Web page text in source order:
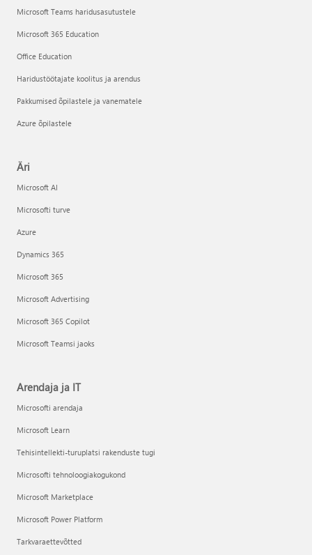
Microsoft Teams haridusasutustele
Microsoft 365 Education
Office Education
Haridustöötajate koolitus ja arendus
Pakkumised õpilastele ja vanematele
Azure õpilastele
Äri
Microsoft AI
Microsofti turve
Azure
Dynamics 365
Microsoft 365
Microsoft Advertising
Microsoft 365 Copilot
Microsoft Teamsi jaoks
Arendaja ja IT
Microsofti arendaja
Microsoft Learn
Tehisintellekti-turuplatsi rakenduste tugi
Microsofti tehnoloogiakogukond
Microsoft Marketplace
Microsoft Power Platform
Tarkvaraettevõtted